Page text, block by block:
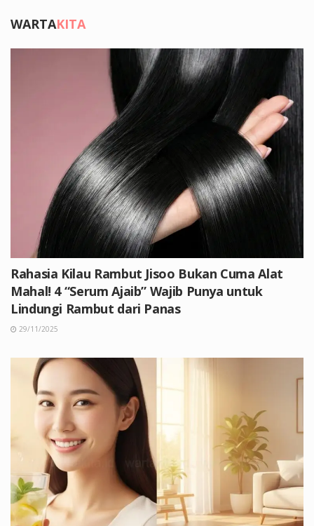
WARTAKITA
Rahasia Kilau Rambut Jisoo Bukan Cuma Alat
Mahal! 4 “Serum Ajaib” Wajib Punya untuk
Lindungi Rambut dari Panas
29/11/2025